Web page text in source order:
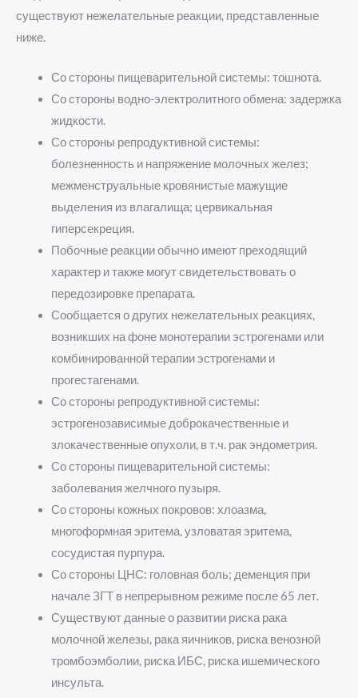
существуют нежелательные реакции, представленные
ниже.
Со стороны пищеварительной системы: тошнота.
Со стороны водно-электролитного обмена: задержка
жидкости.
Со стороны репродуктивной системы:
болезненность и напряжение молочных желез;
межменструальные кровянистые мажущие
выделения из влагалища; цервикальная
гиперсекреция.
Побочные реакции обычно имеют преходящий
характер и также могут свидетельствовать о
передозировке препарата.
Сообщается о других нежелательных реакциях,
возникших на фоне монотерапии эстрогенами или
комбинированной терапии эстрогенами и
прогестагенами.
Со стороны репродуктивной системы:
эстрогенозависимые доброкачественные и
злокачественные опухоли, в т.ч. рак эндометрия.
Со стороны пищеварительной системы:
заболевания желчного пузыря.
Со стороны кожных покровов: хлоазма,
многоформная эритема, узловатая эритема,
сосудистая пурпура.
Со стороны ЦНС: головная боль; деменция при
начале ЗГТ в непрерывном режиме после 65 лет.
Существуют данные о развитии риска рака
молочной железы, рака яичников, риска венозной
тромбоэмболии, риска ИБС, риска ишемического
инсульта.